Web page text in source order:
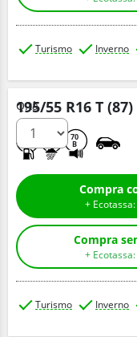
Turismo Inverno
195/55 R16 T (87)
70
B
Q.tà
Turismo Inverno